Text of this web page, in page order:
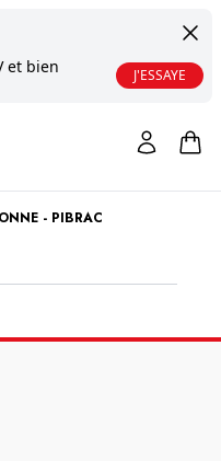
et bien
J'ESSAYE
- PIBRAC